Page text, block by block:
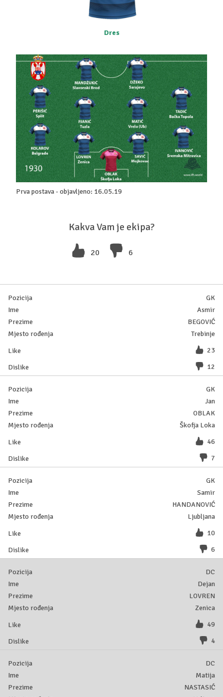
Dres
Kakva Vam je ekipa?
20 6
Prva postava - objavljeno: 16.05.19
GK
Asmir
BEGOVIĆ
Trebinje
23
12
GK
Jan
OBLAK
Škofja Loka
46
7
GK
Samir
HANDANOVIĆ
Ljubljana
10
6
DC
Dejan
LOVREN
Zenica
49
4
DC
Matija
NASTASIĆ